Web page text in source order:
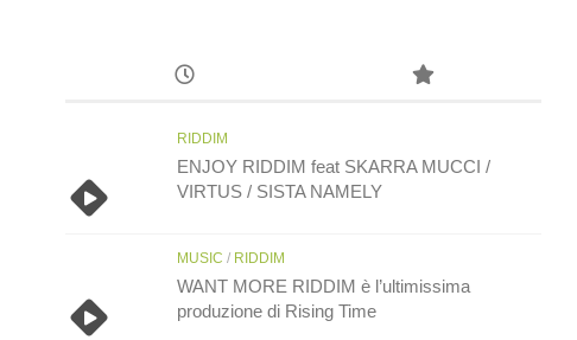
RIDDIM
ENJOY RIDDIM feat SKARRA MUCCI /
VIRTUS / SISTA NAMELY
MUSIC / RIDDIM
WANT MORE RIDDIM è l’ultimissima
produzione di Rising Time